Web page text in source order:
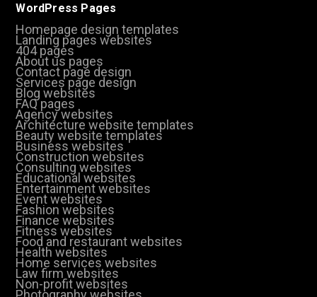
WordPress Pages
Homepage design templates
Landing pages websites
404 pages
About us pages
Contact page design
Services page design
Blog websites
FAQ pages
Agency websites
Architecture website templates
Beauty website templates
Business websites
Construction websites
Consulting websites
Educational websites
Entertainment websites
Event websites
Fashion websites
Finance websites
Fitness websites
Food and restaurant websites
Health websites
Home services websites
Law firm websites
Non-profit websites